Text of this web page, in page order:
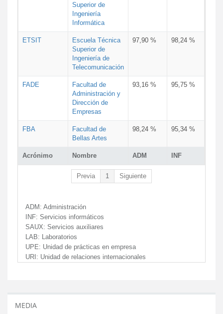
Acrónimo Nombre ADM INF
Superior de
Ingeniería
Informática
ETSIT
Escuela Técnica
Superior de
Ingeniería de
Telecomunicación
97,90 % 98,24 %
FADE
Facultad de
Administración y
Dirección de
Empresas
93,16 % 95,75 %
FBA
Facultad de
Bellas Artes
98,24 % 95,34 %
Previa 1 Siguiente
ADM: Administración
INF: Servicios informáticos
SAUX: Servicios auxiliares
LAB: Laboratorios
UPE: Unidad de prácticas en empresa
URI: Unidad de relaciones internacionales
MEDIA